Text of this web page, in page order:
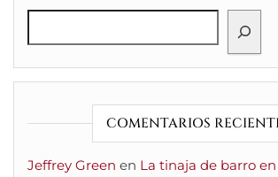
COMENTARIOS
Jeffrey Green en La tinaja de barro